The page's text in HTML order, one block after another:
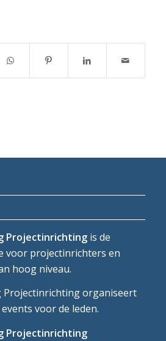
Projectinrichtingis de
voor projectinrichters en
hoog niveau.
Projectinrichting organiseert
voor de leden.
Projectinrichting